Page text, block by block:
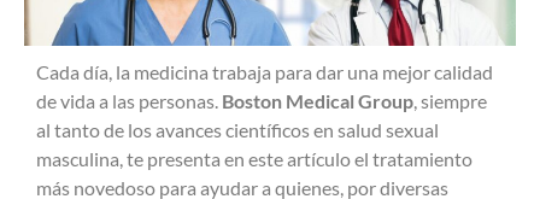
Cada día, la medicina trabaja para dar una mejor calidad
de vida a las personas. Boston Medical Group, siempre
al tanto de los avances científicos en salud sexual
masculina, te presenta en este artículo el tratamiento
más novedoso para ayudar a quienes, por diversas